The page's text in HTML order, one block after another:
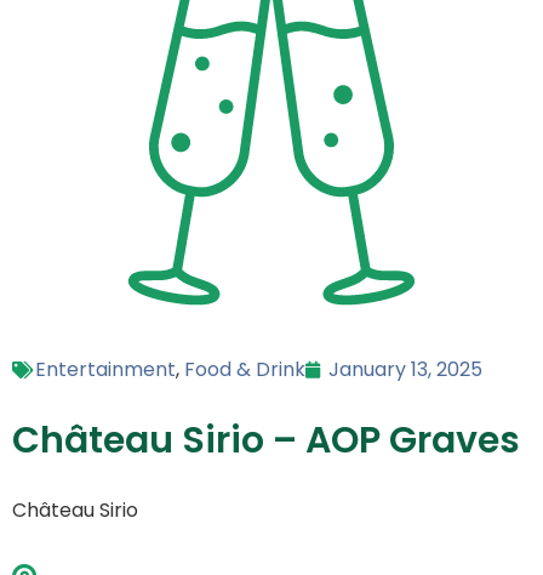
Entertainment, Food & Drink January 13, 2025
Château Sirio – AOP Graves
Château Sirio